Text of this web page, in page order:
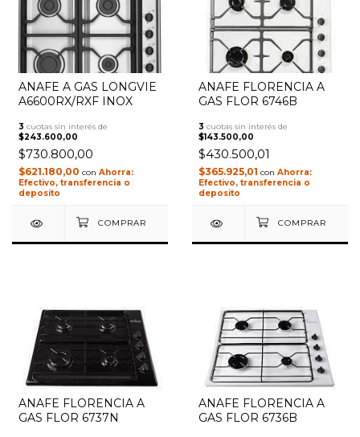
ANAFE A GAS LONGVIE
A6600RX/RXF INOX
3 cuotas sin interés de
$243.600,00
$730.800,00
$621.180,00 con
Efectivo, transferencia o
deposito
ANAFE FLORENCIA A
GAS FLOR 6746B
3 cuotas sin interés de
$143.500,00
$430.500,01
$365.925,01 con
Efectivo, transferencia o
deposito
ANAFE FLORENCIA A
GAS FLOR 6737N
ANAFE FLORENCIA A
GAS FLOR 6736B